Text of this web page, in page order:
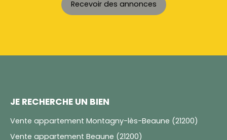
Recevoir des annonces
JE RECHERCHE UN BIEN
Vente appartement Montagny-lès-Beaune (21200)
Vente appartement Beaune (21200)